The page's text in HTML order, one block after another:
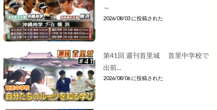
～
2026/08/03 に投稿された
第41回 週刊首里城 首里中学校で
出前...
2026/08/06 に投稿された